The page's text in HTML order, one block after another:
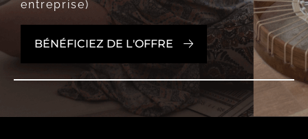
entreprise)
BÉNÉFICIEZ DE L'OFFRE